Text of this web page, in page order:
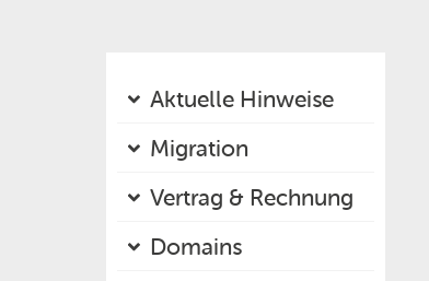
Aktuelle Hinweise
Migration
Vertrag & Rechnung
Domains